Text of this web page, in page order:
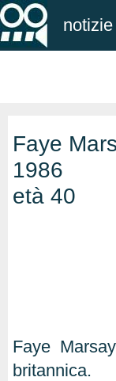
Faye
1986
età 40
Faye
britannica.